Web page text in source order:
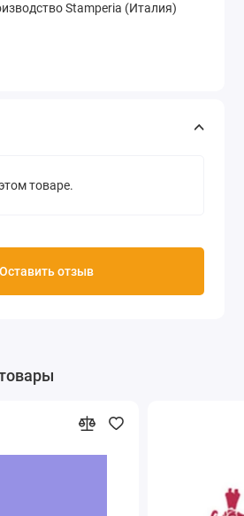
Stamperia (Италия)
товаре.
Оставить отзыв